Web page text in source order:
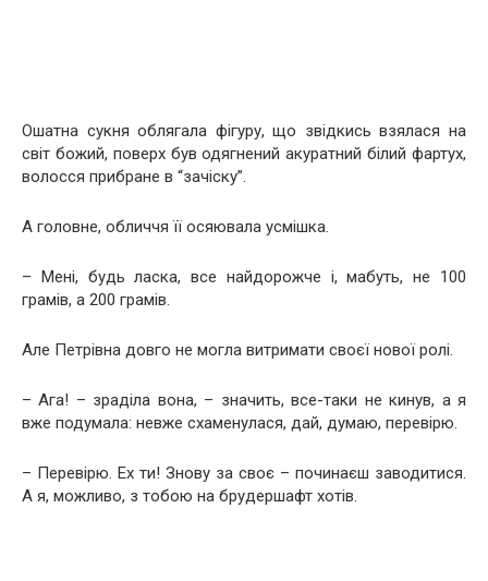
Ошатна сукня облягала фігуру, що звідкись взялася на
світ божий, поверх був одягнений акуратний білий фартух,
волосся прибране в “зачіску”.
А головне, обличчя її осяювала усмішка.
– Мені, будь ласка, все найдорожче і, мабуть, не 100
грамів, а 200 грамів.
Але Петрівна довго не могла витримати своєї нової ролі.
– Ага! – зраділа вона, – значить, все-таки не кинув, а я
вже подумала: невже схаменулася, дай, думаю, перевірю.
– Перевірю. Ех ти! Знову за своє – починаєш заводитися.
А я, можливо, з тобою на брудершафт хотів.